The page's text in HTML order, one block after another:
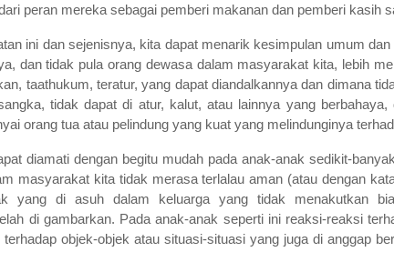
peran mereka sebagai pemberi makanan dan pemberi kasih
ini dan sejenisnya, kita dapat menarik kesimpulan umum
dan tidak pula orang dewasa dalam masyarakat kita, lebih
taathukum, teratur, yang dapat diandalkannya dan dimana
tidak dapat di atur, kalut, atau lainnya yang berbahaya,
orang tua atau pelindung yang kuat yang melindunginya
diamati dengan begitu mudah pada anak-anak sedikit-
masyarakat kita tidak merasa terlalau aman (atau dengan
yang di asuh dalam keluarga yang tidak menakutkan
di gambarkan. Pada anak-anak seperti ini reaksi-reaksi
objek-objek atau situasi-situasi yang juga di anggap